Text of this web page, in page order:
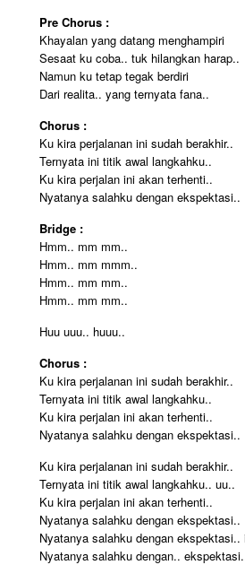
Pre Chorus :
Khayalan yang datang menghampiri
Sesaat ku coba.. tuk hilangkan harap..
Namun ku tetap tegak berdiri
Dari realita.. yang ternyata fana..
Chorus :
Ku kira perjalanan ini sudah berakhir..
Ternyata ini titik awal langkahku..
Ku kira perjalan ini akan terhenti..
Nyatanya salahku dengan ekspektasi..
Bridge :
Hmm.. mm mm..
Hmm.. mm mmm..
Hmm.. mm mm..
Hmm.. mm mm..
Huu uuu.. huuu..
Chorus :
Ku kira perjalanan ini sudah berakhir..
Ternyata ini titik awal langkahku..
Ku kira perjalan ini akan terhenti..
Nyatanya salahku dengan ekspektasi..
Ku kira perjalanan ini sudah berakhir..
Ternyata ini titik awal langkahku.. uu..
Ku kira perjalan ini akan terhenti..
Nyatanya salahku dengan ekspektasi..
Nyatanya salahku dengan ekspektasi..
Nyatanya salahku dengan..